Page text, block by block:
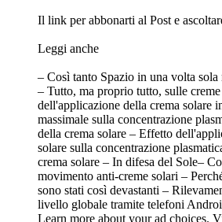
⁠⁠⁠⁠⁠⁠⁠⁠⁠Il link per abbonarti al Post e
Leggi anche
– Così tanto Spazio in una volta
– Tutto, ma proprio tutto, sulle
dell'applicazione della crema solare
massimale sulla concentrazione
della crema solare – Effetto
solare sulla concentrazione
crema solare – In difesa del Sole–
movimento anti-creme solari –
sono stati così devastanti –
livello globale tramite telefoni
Learn more about your ad choices.